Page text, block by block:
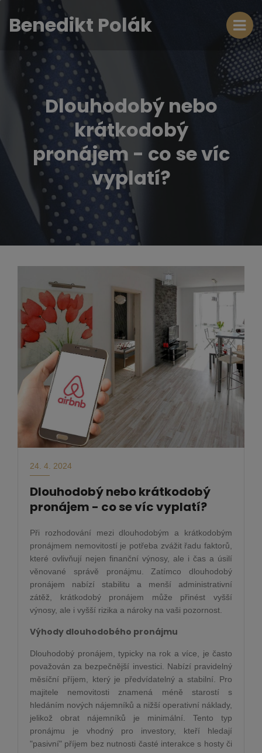
Benedikt Polák
Dlouhodobý nebo
krátkodobý
pronájem - co se víc
vyplatí?
24. 4. 2024
Dlouhodobý nebo krátkodobý
pronájem - co se víc vyplatí?
Při rozhodování mezi dlouhodobým a krátkodobým
pronájmem nemovitostí je potřeba zvážit řadu faktorů,
které ovlivňují nejen finanční výnosy, ale i čas a úsilí
věnované správě pronájmu. Zatímco dlouhodobý
pronájem nabízí stabilitu a menší administrativní
zátěž, krátkodobý pronájem může přinést vyšší
výnosy, ale i vyšší rizika a nároky na vaši pozornost.
Výhody dlouhodobého pronájmu
Dlouhodobý pronájem, typicky na rok a více, je často
považován za bezpečnější investici. Nabízí pravidelný
měsíční příjem, který je předvídatelný a stabilní. Pro
majitele nemovitosti znamená méně starostí s
hledáním nových nájemníků a nižší operativní náklady,
jelikož obrat nájemníků je minimální. Tento typ
pronájmu je vhodný pro investory, kteří hledají
"pasivní" příjem bez nutnosti časté interakce s hosty či